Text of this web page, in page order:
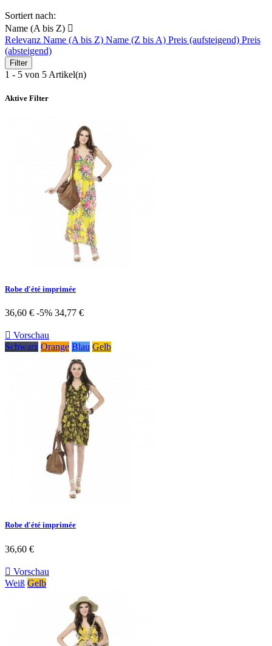
Sortiert nach:
Name (A bis Z) 
Relevanz Name (A bis Z) Name (Z bis A) Preis (aufsteigend) Preis
(absteigend)
Filter
1 - 5 von 5 Artikel(n)
Aktive Filter
Robe d'été imprimée
36,60 € -5% 34,77 €
 Vorschau
Schwarz Orange Blau Gelb
Robe d'été imprimée
36,60 €
 Vorschau
Weiß Gelb